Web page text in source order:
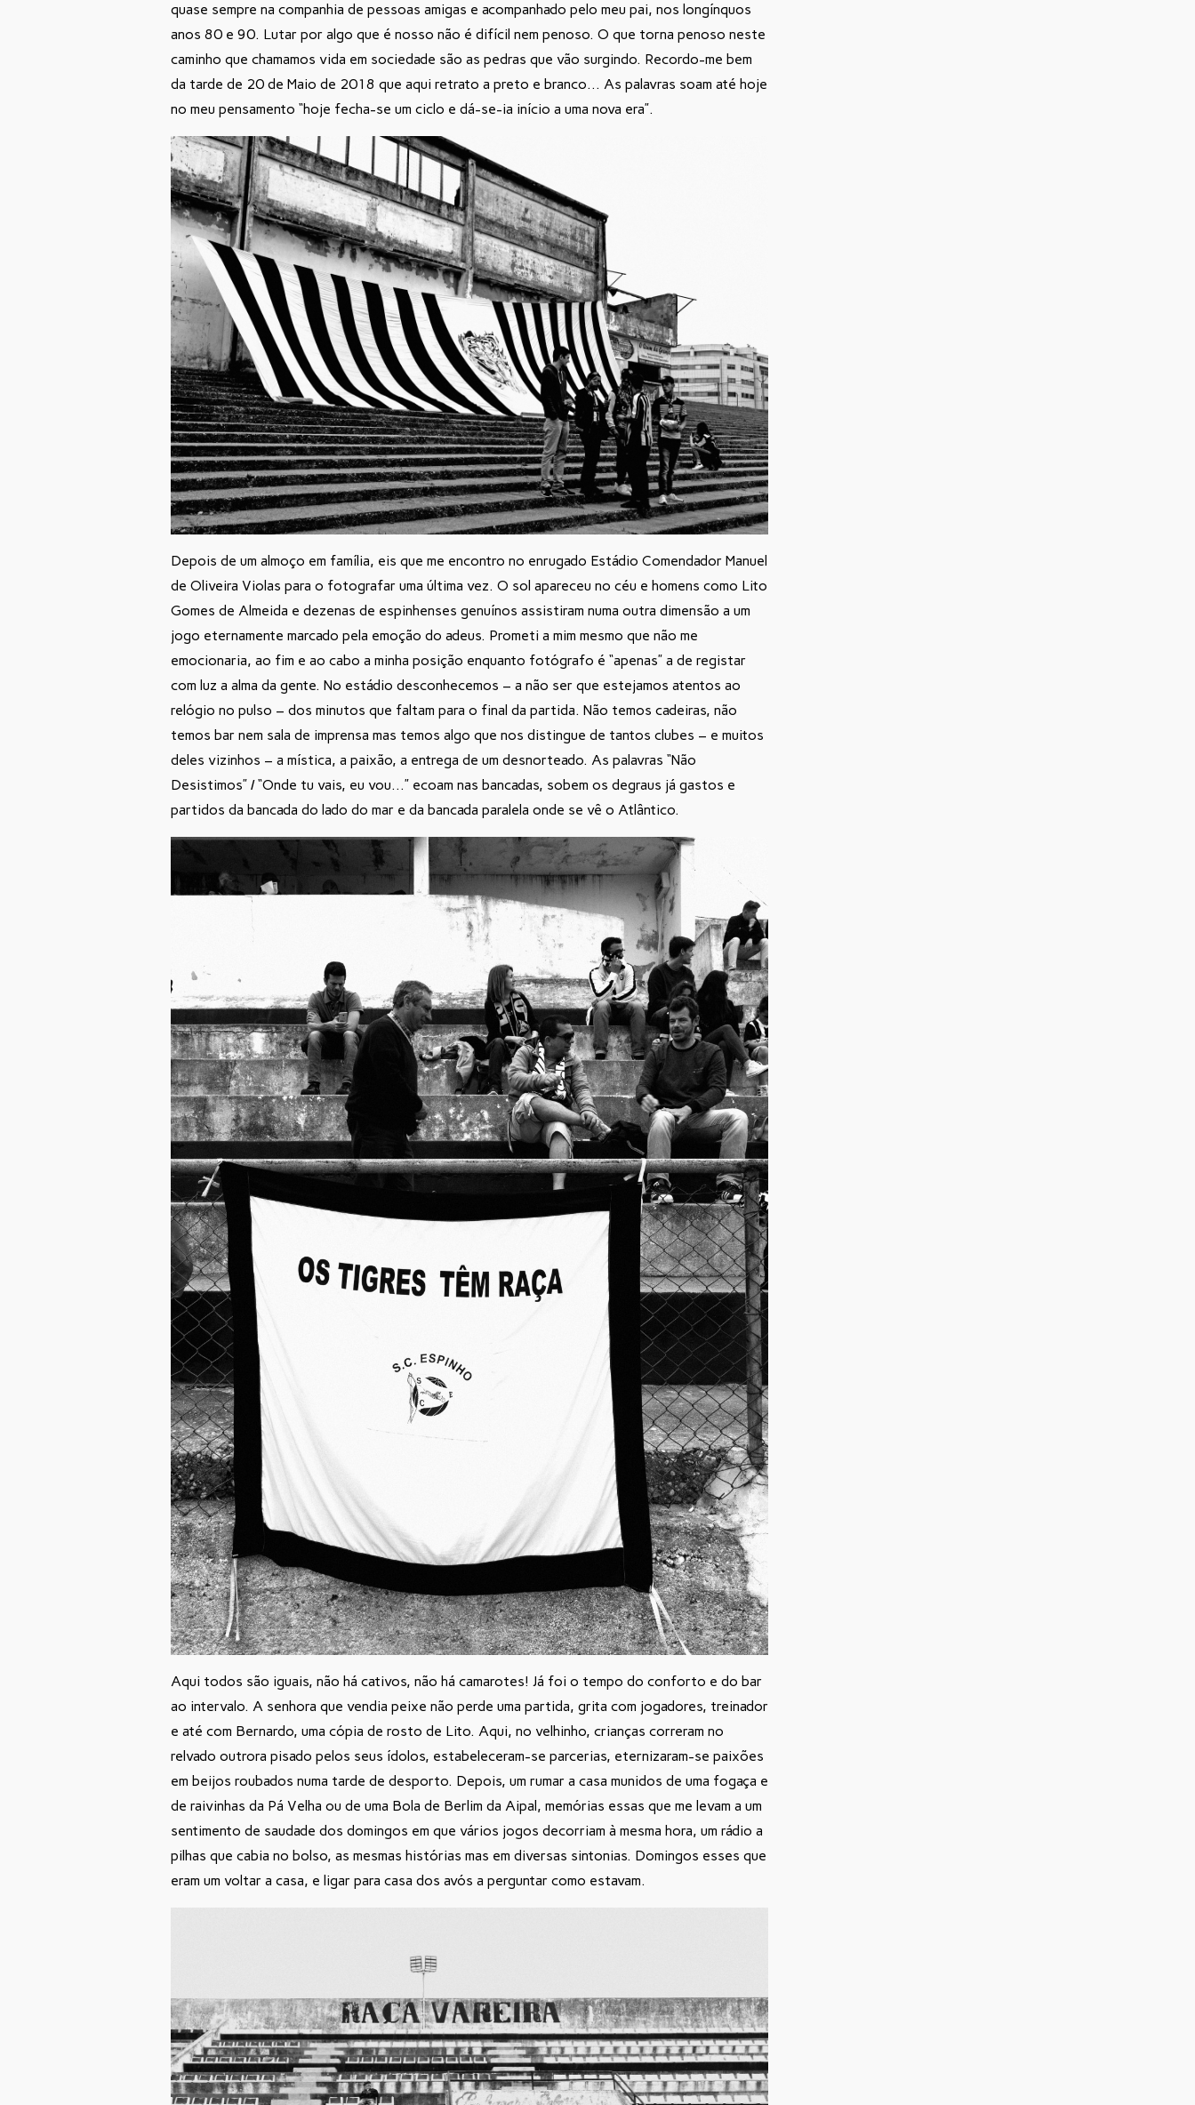
quase sempre na companhia de pessoas amigas e acompanhado pelo meu pai, nos longínquos
anos 80 e 90. Lutar por algo que é nosso não é difícil nem penoso. O que torna penoso neste
caminho que chamamos vida em sociedade são as pedras que vão surgindo. Recordo-me bem
da tarde de 20 de Maio de 2018 que aqui retrato a preto e branco… As palavras soam até hoje
no meu pensamento “hoje fecha-se um ciclo e dá-se-ia início a uma nova era”.
Depois de um almoço em família, eis que me encontro no enrugado Estádio Comendador Manuel
de Oliveira Violas para o fotografar uma última vez. O sol apareceu no céu e homens como Lito
Gomes de Almeida e dezenas de espinhenses genuínos assistiram numa outra dimensão a um
jogo eternamente marcado pela emoção do adeus. Prometi a mim mesmo que não me
emocionaria, ao fim e ao cabo a minha posição enquanto fotógrafo é “apenas” a de registar
com luz a alma da gente. No estádio desconhecemos – a não ser que estejamos atentos ao
relógio no pulso – dos minutos que faltam para o final da partida. Não temos cadeiras, não
temos bar nem sala de imprensa mas temos algo que nos distingue de tantos clubes – e muitos
deles vizinhos – a mística, a paixão, a entrega de um desnorteado. As palavras “Não
Desistimos” / “Onde tu vais, eu vou…” ecoam nas bancadas, sobem os degraus já gastos e
partidos da bancada do lado do mar e da bancada paralela onde se vê o Atlântico.
Aqui todos são iguais, não há cativos, não há camarotes! Já foi o tempo do conforto e do bar
ao intervalo. A senhora que vendia peixe não perde uma partida, grita com jogadores, treinador
e até com Bernardo, uma cópia de rosto de Lito. Aqui, no velhinho, crianças correram no
relvado outrora pisado pelos seus ídolos, estabeleceram-se parcerias, eternizaram-se paixões
em beijos roubados numa tarde de desporto. Depois, um rumar a casa munidos de uma fogaça e
de raivinhas da Pá Velha ou de uma Bola de Berlim da Aipal, memórias essas que me levam a um
sentimento de saudade dos domingos em que vários jogos decorriam à mesma hora, um rádio a
pilhas que cabia no bolso, as mesmas histórias mas em diversas sintonias. Domingos esses que
eram um voltar a casa, e ligar para casa dos avós a perguntar como estavam.